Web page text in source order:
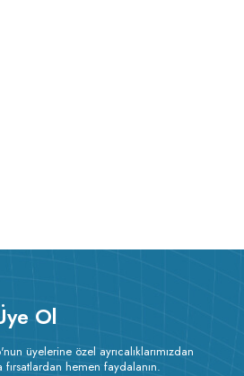
Ol
üyelerine özel ayrıcalıklarımızdan
hemen faydalanın.